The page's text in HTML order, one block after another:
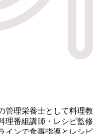
管理栄養士として料理教
理番組講師・レシピ監修
インで食事指導とレシピ